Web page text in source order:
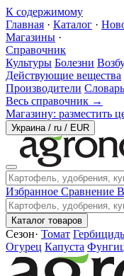
К содержимому
Главная · Каталог ·
Магазины ·
Справочник
Культуры Болезни
Действующие вещества
Производители
Весь справочник →
Магазину: разместить
Украина / ru / EUR
Избранное Сравнение
Каталог товаров
Сезон· Томат
Огурец Капуста